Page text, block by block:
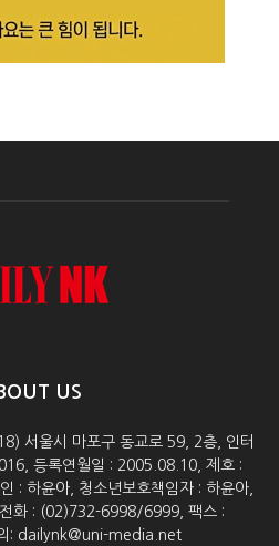
US
서울시 마포구 동교로 59, 2층, 인터
등록연월일 : 2005.08.10, 제호 :
: 하윤아, 청소년보호책임자 : 하윤아,
화 : (02)732-6998/6999, 팩스 :
: dailynk@uni-media.net